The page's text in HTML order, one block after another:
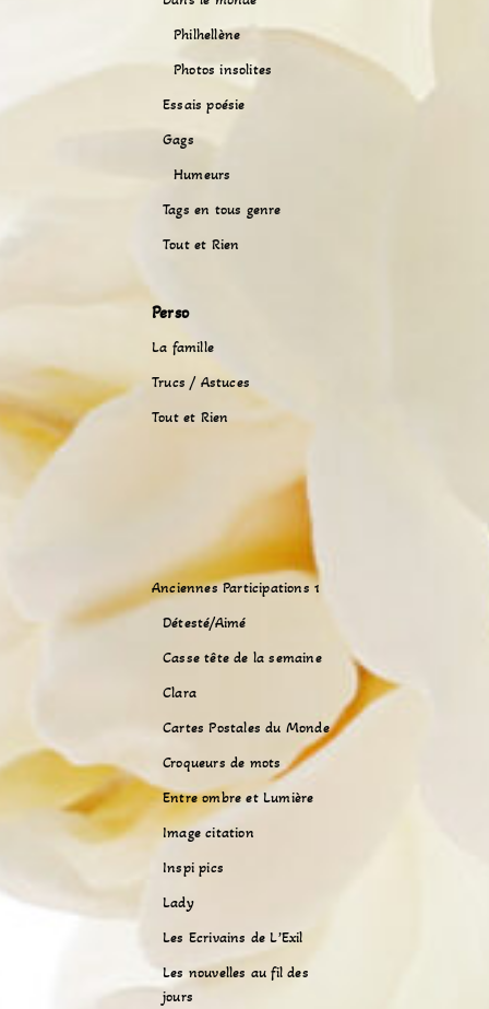
Philhellène
Photos insolites
Essais poésie
Gags
Humeurs
Tags en tous genre
Tout et Rien
Perso
La famille
Trucs / Astuces
Tout et Rien
Anciennes Participations 1
Détesté/Aimé
Casse tête de la semaine
Clara
Cartes Postales du Monde
Croqueurs de mots
Entre ombre et Lumière
Image citation
Inspi pics
Lady
Les Ecrivains de L’Exil
Les nouvelles au fil des
jours